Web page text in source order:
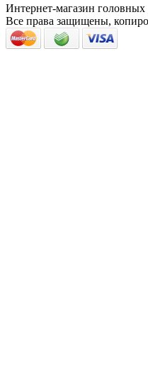
Интернет-магазин
Все права защищены,